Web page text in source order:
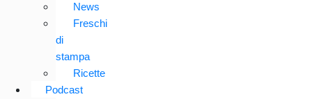
News
Freschi
di
stampa
Ricette
Podcast